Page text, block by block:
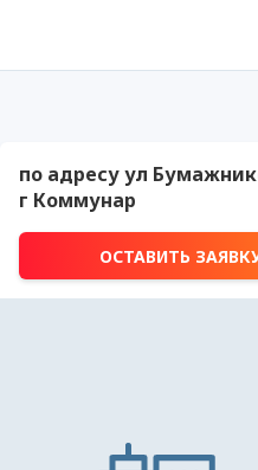
по адресу ул
г Коммунар
ОСТАВИТЬ